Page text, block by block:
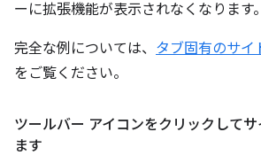
ーに拡張機能が表示されなくなります。
完全な例については、 タブ固有のサイ
をご覧ください。
ツールバー アイコンをクリックして
ます